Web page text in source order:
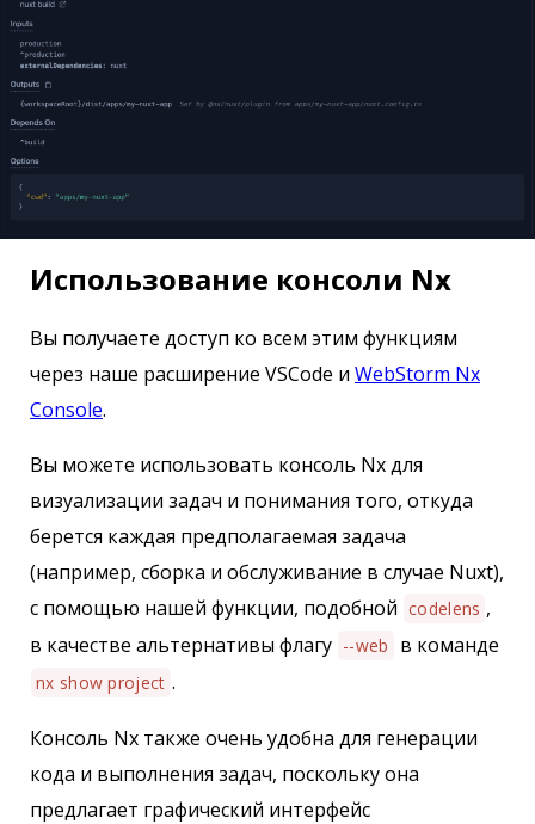
Использование консоли Nx
Вы получаете доступ ко всем этим функциям
через наше расширение VSCode и WebStorm Nx
Console.
Вы можете использовать консоль Nx для
визуализации задач и понимания того, откуда
берется каждая предполагаемая задача
(например, сборка и обслуживание в случае Nuxt),
с помощью нашей функции, подобной codelens ,
в качестве альтернативы флагу --web в команде
nx show project .
Консоль Nx также очень удобна для генерации
кода и выполнения задач, поскольку она
предлагает графический интерфейс